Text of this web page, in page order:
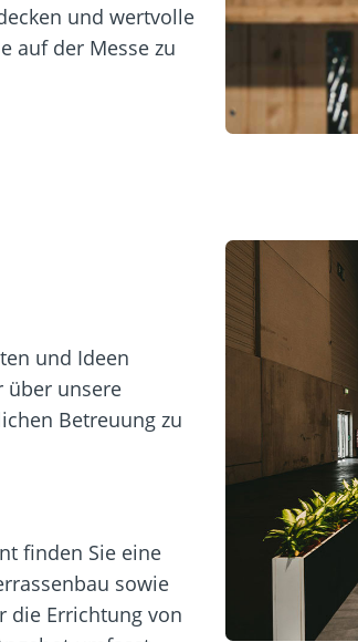
und wertvolle
auf der Messe zu
und Ideen
über unsere
Betreuung zu
finden Sie eine
sowie
die Errichtung von